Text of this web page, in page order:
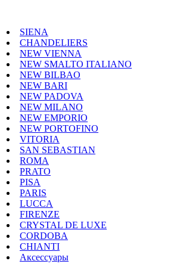
SIENA
CHANDELIERS
NEW VIENNA
NEW SMALTO ITALIANO
NEW BILBAO
NEW BARI
NEW PADOVA
NEW MILANO
NEW EMPORIO
NEW PORTOFINO
VITORIA
SAN SEBASTIAN
ROMA
PRATO
PISA
PARIS
LUCCA
FIRENZE
CRYSTAL DE LUXE
CORDOBA
CHIANTI
Аксессуары